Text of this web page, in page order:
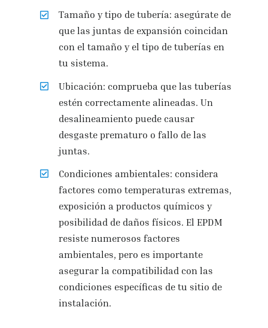
Tamaño y tipo de tubería: asegúrate de
que las juntas de expansión coincidan
con el tamaño y el tipo de tuberías en
tu sistema.
Ubicación: comprueba que las tuberías
estén correctamente alineadas. Un
desalineamiento puede causar
desgaste prematuro o fallo de las
juntas.
Condiciones ambientales: considera
factores como temperaturas extremas,
exposición a productos químicos y
posibilidad de daños físicos. El EPDM
resiste numerosos factores
ambientales, pero es importante
asegurar la compatibilidad con las
condiciones específicas de tu sitio de
instalación.